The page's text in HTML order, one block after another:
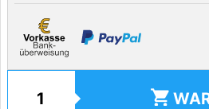
shopping_cart